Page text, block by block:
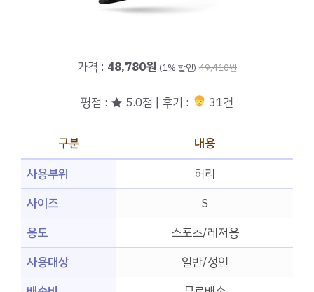
가격 : 48,780원 (1% 할인) 49,410원
평점 : ★ 5.0점 | 후기 : 31건
구분
내용
사용부위
허리
사이즈
S
용도
스포츠/레저용
사용대상
일반/성인